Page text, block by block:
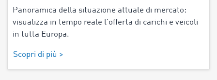
Panoramica della situazione attuale di mercato:
visualizza in tempo reale l'offerta di carichi e veicoli
in tutta Europa.
Scopri di più >